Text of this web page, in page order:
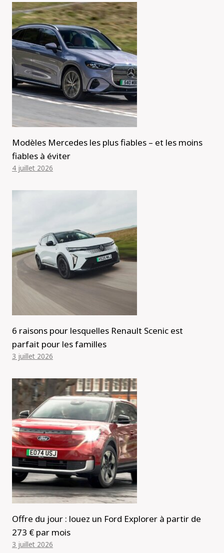
Modèles Mercedes les plus fiables – et les moins
fiables à éviter
4 juillet 2026
6 raisons pour lesquelles Renault Scenic est
parfait pour les familles
3 juillet 2026
Offre du jour : louez un Ford Explorer à partir de
273 € par mois
3 juillet 2026